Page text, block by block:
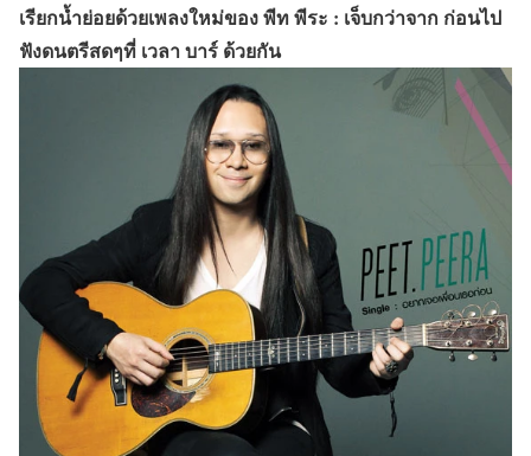
เรียกน้ำย่อยด้วยเพลงใหม่ของ พีท พีระ : เจ็บกว่าจาก ก่อนไป
ฟังดนตรีสดๆที่ เวลา บาร์ ด้วยกัน